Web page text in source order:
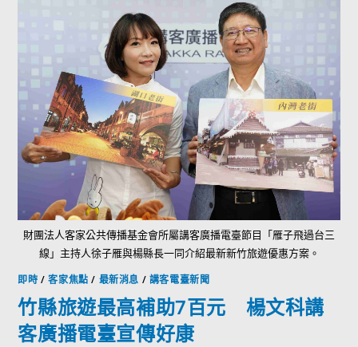
財團法人客家公共傳播基金會所屬講客廣播電臺節目「雁子飛過台三
線」主持人徐子雁與楊縣長一同介紹最新新竹旅遊優惠方案。
即時 /客家焦點 / 最新消息 / 講客電臺新聞
竹縣旅遊最高補助7百元 楊文科講
客廣播電臺宣傳好康